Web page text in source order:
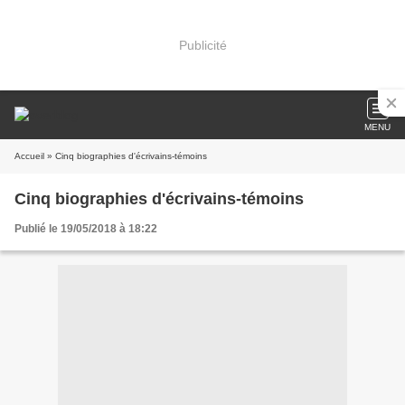
Publicité
MENU
Accueil » Cinq biographies d'écrivains-témoins
Cinq biographies d'écrivains-témoins
Publié le 19/05/2018 à 18:22